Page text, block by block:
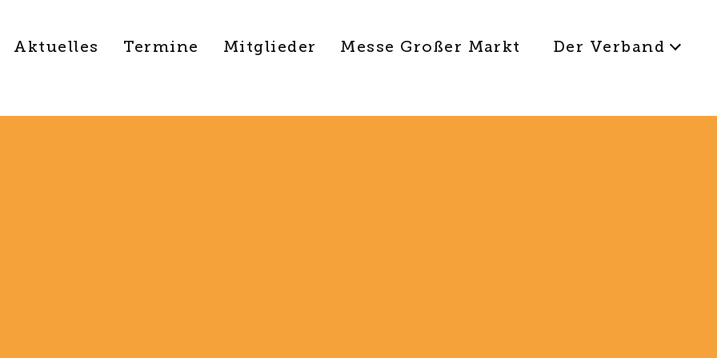
Aktuelles Termine Mitglieder Messe Großer Markt Der Verband